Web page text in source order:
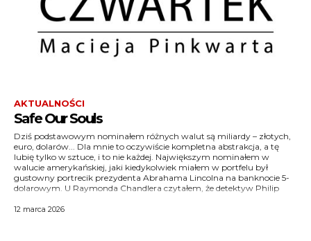
AKTUALNOŚCI
Safe Our Souls
Dziś podstawowym nominałem różnych walut są miliardy – złotych,
euro, dolarów... Dla mnie to oczywiście kompletna abstrakcja, a tę
lubię tylko w sztuce, i to nie każdej. Największym nominałem w
walucie amerykańskiej, jaki kiedykolwiek miałem w portfelu był
gustowny portrecik prezydenta Abrahama Lincolna na banknocie 5-
dolarowym. U Raymonda Chandlera czytałem, że detektyw Philip
Marlowe dysponował kiedyś portretem prezydenta Jamesa Madisona
o nominale 5000 $, ale traktował go jak talizman, a może nawet
fetysz. Teraz należy się spodziewać, że w portfelach kilkuset osób i w
sejfach kilku banków światowych pojawią się banknoty z portretem
Donalda Trumpa o nominale 1 000 000 000 $. Dodatkową atrakcją
takich zabawek będzie zapis tej kwoty słownie: po amerykańsku
(Pomarańczowiec zabroni nazywać języka, którym się posługuje
językiem angielskim – i słusznie, bo z angielskim będzie on miał
12 marca 2026